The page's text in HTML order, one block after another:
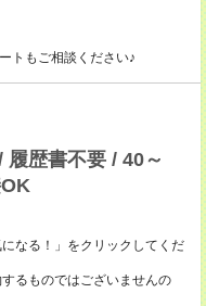
もご相談ください♪
歴書不要 / 40～
なる！」をクリックしてくだ
るものではございませんの